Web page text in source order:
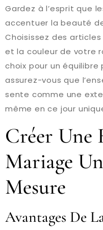
Gardez à l’esprit que
accentuer la beauté
Choisissez des
et la couleur de votre
choix pour un
assurez-vous que
sente comme une
même en ce jour
Créer Une
Mariage
Mesure
Avantages De